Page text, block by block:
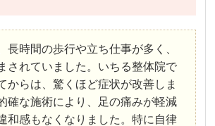
長時間の歩行や立ち仕事が多く、
されていました。いちる整体院で
からは、驚くほど症状が改善しま
確な施術により、足の痛みが軽減
和感もなくなりました。特に自律